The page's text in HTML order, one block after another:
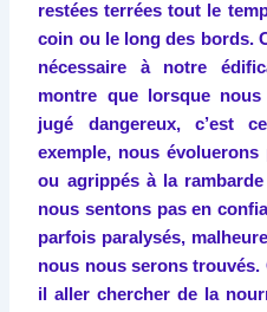
restées terrées tout le
coin ou le long des bords.
nécessaire à notre
montre que lorsque
jugé dangereux, c’est
exemple, nous
ou agrippés à la
nous sentons pas en
parfois paralysés,
nous nous serons trouvés.
il aller chercher de la